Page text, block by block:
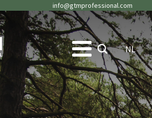
info@gtmprofessional.com
NL